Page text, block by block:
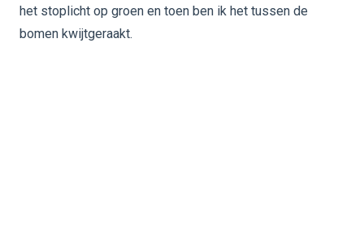
het stoplicht op groen en toen ben ik het tussen de
bomen kwijtgeraakt.